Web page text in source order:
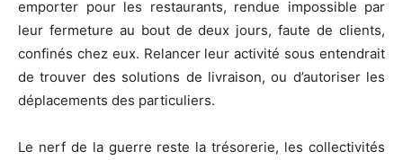
emporter pour les restaurants, rendue impossible par
leur fermeture au bout de deux jours, faute de clients,
confinés chez eux. Relancer leur activité sous entendrait
de trouver des solutions de livraison, ou d’autoriser les
déplacements des particuliers.
Le nerf de la guerre reste la trésorerie, les collectivités